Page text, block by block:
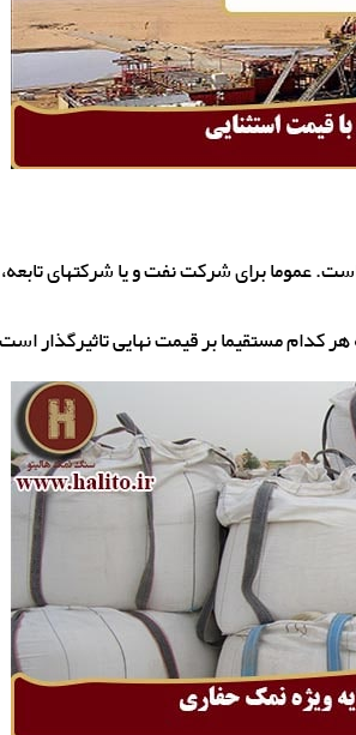
کدام مستقیما بر قیمت نهایی تاثیرگذار